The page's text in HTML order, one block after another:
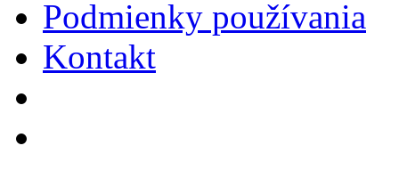
Podmienky používania
Kontakt